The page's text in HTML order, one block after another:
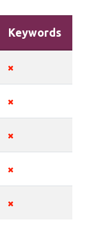
Keywords